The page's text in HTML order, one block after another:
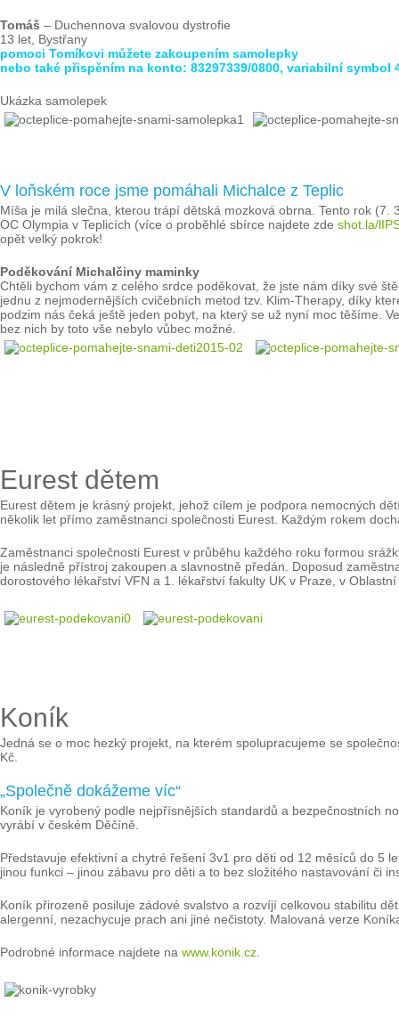
Tomáš – Duchennova svalovou dystrofie
13 let, Bystřany
pomoci Tomíkovi můžete zakoupením samolepky
nebo také přispěním na konto: 83297339/0800, variabilní symbol
Ukázka samolepek
V loňském roce jsme pomáhali Michalce z Teplic
Míša je milá slečna, kterou trápí dětská mozková obrna. Tento rok
OC Olympia v Teplicích (více o proběhlé sbírce najdete zde shot.la/
opět velký pokrok!
Poděkování Michalčiny maminky
Chtěli bychom vám z celého srdce poděkovat, že jste nám díky své
jednu z nejmodernějších cvičebních metod tzv. Klim-Therapy, díky
podzim nás čeká ještě jeden pobyt, na který se už nyní moc těšíme.
bez nich by toto vše nebylo vůbec možné.
Eurest dětem
Eurest dětem je krásný projekt, jehož cílem je podpora nemocných
několik let přímo zaměstnanci společnosti Eurest. Každým rokem
Zaměstnanci společnosti Eurest v průběhu každého roku formou
je následně přístroj zakoupen a slavnostně předán. Doposud
dorostového lékařství VFN a 1. lékařství fakulty UK v Praze, v
Koník
Jedná se o moc hezký projekt, na kterém spolupracujeme se
Kč.
„Společně dokážeme víc“
Koník je vyrobený podle nejpřísnějších standardů a bezpečnostních
vyrábí v českém Děčíně.
Představuje efektivní a chytré řešení 3v1 pro děti od 12 měsíců do 5
jinou funkci – jinou zábavu pro děti a to bez složitého nastavování či
Koník přirozeně posiluje zádové svalstvo a rozvíjí celkovou stabilitu
alergenní, nezachycuje prach ani jiné nečistoty. Malovaná verze
Podrobné informace najdete na www.konik.cz